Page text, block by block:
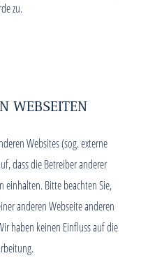
zu.
WEBSEITEN
Websites (sog. externe
dass die Betreiber anderer
einhalten. Bitte beachten Sie,
anderen Webseite anderen
haben keinen Einfluss auf die